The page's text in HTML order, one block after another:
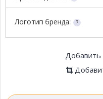
Логотип бренда:
Добавить